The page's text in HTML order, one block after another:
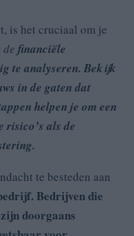
is het cruciaal om je
financiële
te analyseren. Bekijk
in de gaten dat
helpen je om een
risico’s als de
te besteden aan
Bedrijven die
doorgaans